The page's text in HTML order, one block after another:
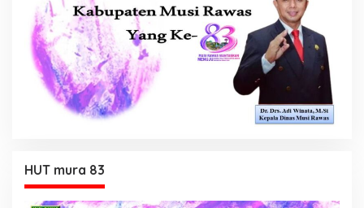
HUT mura 83